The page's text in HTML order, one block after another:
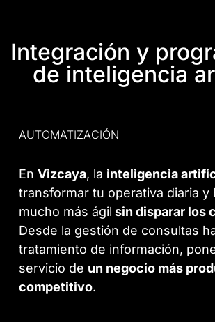
Integración y
de inteligencia
AUTOMATIZACIÓN
EnVizcaya, la inteligencia
transformar tu operativa diaria y
mucho más ágil sin disparar los
Desde la gestión de consultas
tratamiento de información,
servicio de un negocio más
competitivo.